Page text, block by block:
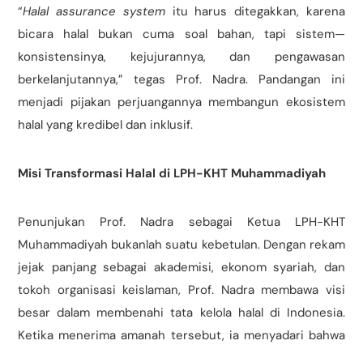
“Halal assurance systemitu harus ditegakkan, karena
bicara halal bukan cuma soal bahan, tapi sistem—
konsistensinya, kejujurannya, dan pengawasan
berkelanjutannya,” tegas Prof. Nadra. Pandangan ini
menjadi pijakan perjuangannya membangun ekosistem
halal yang kredibel dan inklusif.
Misi Transformasi Halal di LPH-KHT Muhammadiyah
Penunjukan Prof. Nadra sebagai Ketua LPH-KHT
Muhammadiyah bukanlah suatu kebetulan. Dengan rekam
jejak panjang sebagai akademisi, ekonom syariah, dan
tokoh organisasi keislaman, Prof. Nadra membawa visi
besar dalam membenahi tata kelola halal di Indonesia.
Ketika menerima amanah tersebut, ia menyadari bahwa